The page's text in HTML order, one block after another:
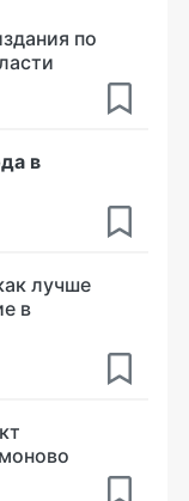
по
в
лучше
в